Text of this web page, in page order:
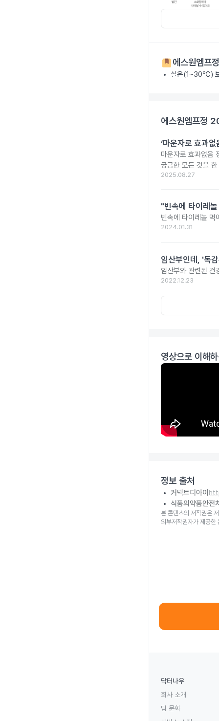
에스원엠프
실온(1~30℃)
에스원엠프정
‘마운자로 효과
마운자로 효과없음
궁금한 모든 것을
2025.08.27
"빈속에 타이레
빈속에 타이레놀 먹
2024.01.31
임산부인데, '독
임산부와 관련된 건
2022.12.23
영상으로 이해
정보 출처
커넥트디아이
식품의약품안전
본 콘텐츠의 저작권은
외부저작권자가 제공한
닥터나우
회사 소개
팀 문화